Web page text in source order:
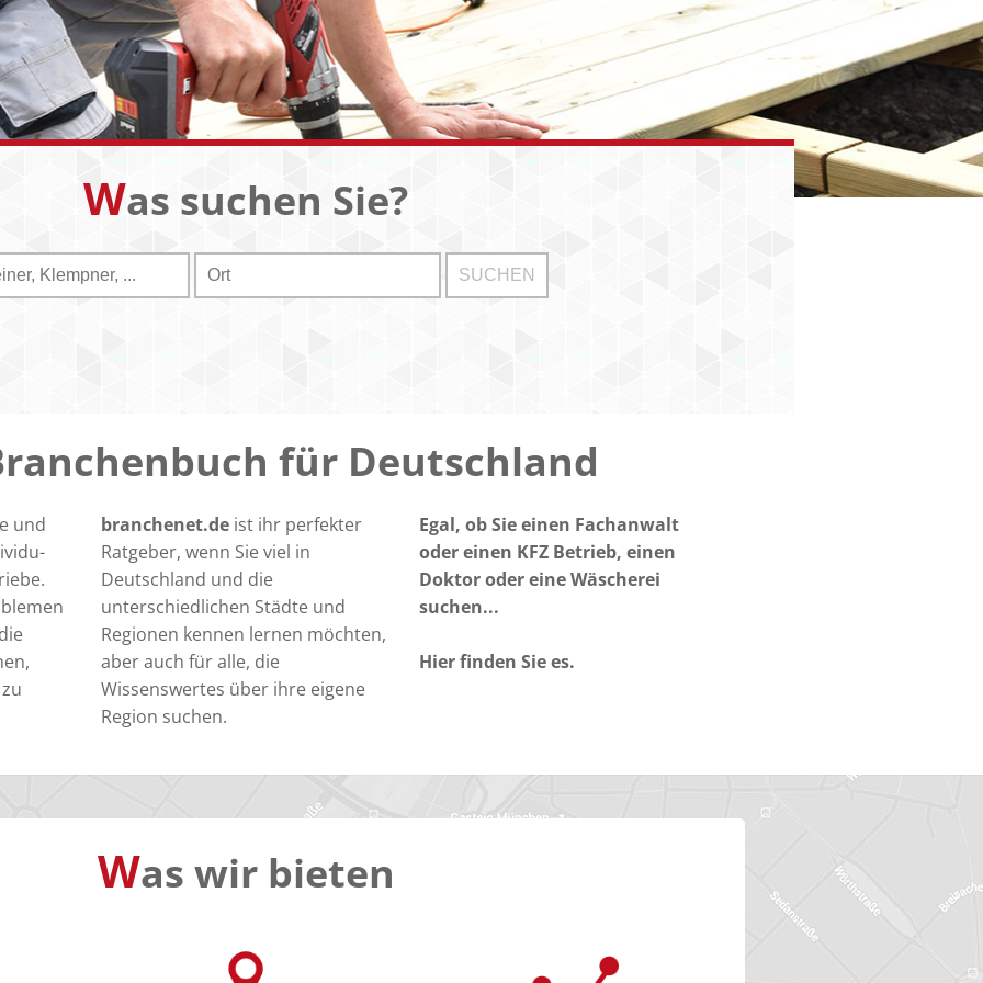
Was suchen Sie?
für Deutschland
und
branchenet.de ist ihr perfekter
Ratgeber, wenn Sie viel in
Deutschland und die
unterschiedlichen Städte und
Regionen kennen lernen möchten,
aber auch für alle, die
Wissenswertes über ihre eigene
Region suchen.
Egal, ob Sie einen Fachanwalt
oder einen KFZ Betrieb, einen
Doktor oder eine Wäscherei
suchen...
Hier finden Sie es.
Was wir bieten